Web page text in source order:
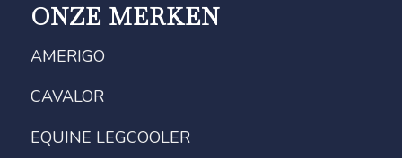
ONZE MERKEN
AMERIGO
CAVALOR
EQUINE LEGCOOLER